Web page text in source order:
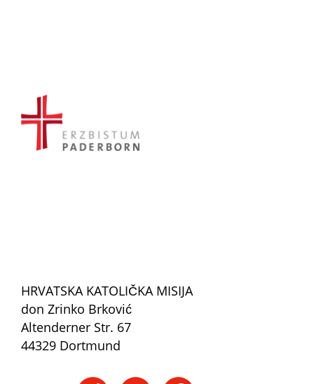
HRVATSKA KATOLIČKA MISIJA
don Zrinko Brković
Altenderner Str. 67
44329 Dortmund